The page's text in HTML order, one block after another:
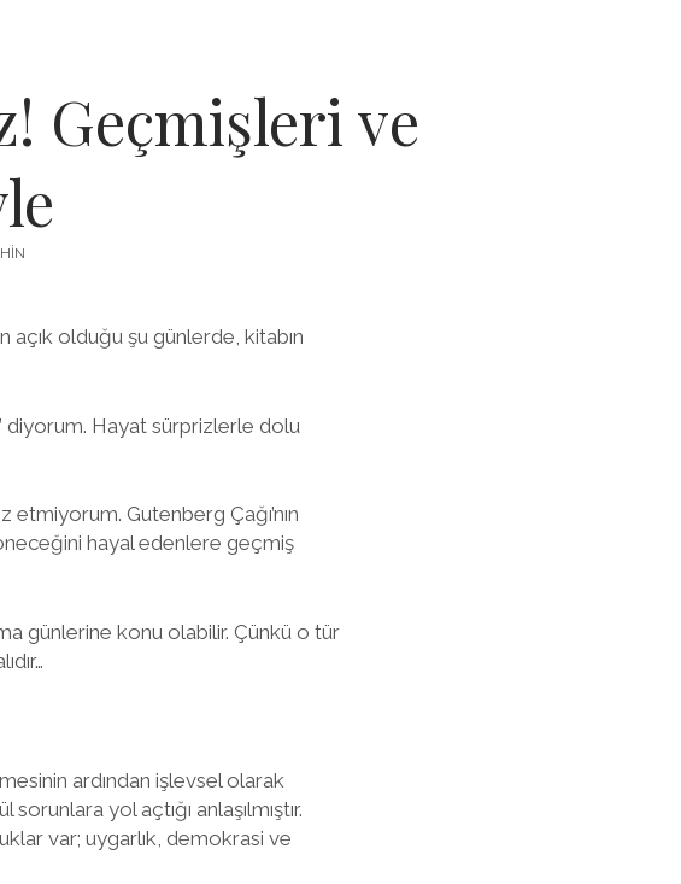
Geçmişleri ve
açık olduğu şu günlerde, kitabın
diyorum. Hayat sürprizlerle dolu
Gutenberg Çağı’nın
hayal edenlere geçmiş
günlerine konu olabilir. Çünkü o tür
ardından işlevsel olarak
yol açtığı anlaşılmıştır.
var; uygarlık, demokrasi ve